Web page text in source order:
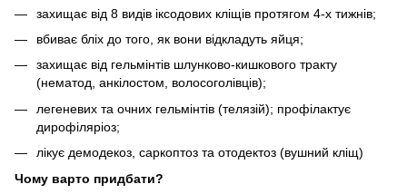
захищає від 8 видів іксодових кліщів протягом 4-х тижнів;
вбиває бліх до того, як вони відкладуть яйця;
захищає від гельмінтів шлунково-кишкового тракту
(нематод, анкілостом, волосоголівців);
легеневих та очних гельмінтів (телязій); профілактує
дирофіляріоз;
лікує демодекоз, саркоптоз та отодектоз (вушний кліщ)
Чому варто придбати?